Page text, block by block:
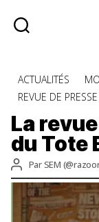
Catégories
ACTUALITÉS
REVUE DE PRESSE
La
du Tote
Auteur
de
l’article
ParSEM